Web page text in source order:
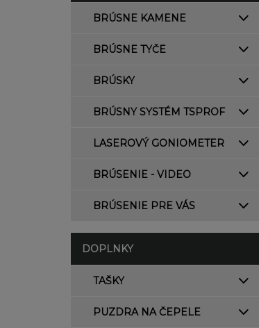
BRÚSNE KAMENE
BRÚSNE TYČE
BRÚSKY
BRÚSNY SYSTÉM TSPROF
LASEROVÝ GONIOMETER
BRÚSENIE - VIDEO
BRÚSENIE PRE VÁS
DOPLNKY
TAŠKY
PUZDRA NA ČEPELE